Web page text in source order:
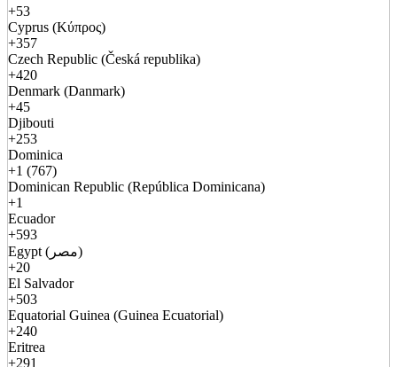
+53
Cyprus (Κύπρος)
+357
Czech Republic (Česká republika)
+420
Denmark (Danmark)
+45
Djibouti
+253
Dominica
+1 (767)
Dominican Republic (República Dominicana)
+1
Ecuador
+593
Egypt (مصر)
+20
El Salvador
+503
Equatorial Guinea (Guinea Ecuatorial)
+240
Eritrea
+291